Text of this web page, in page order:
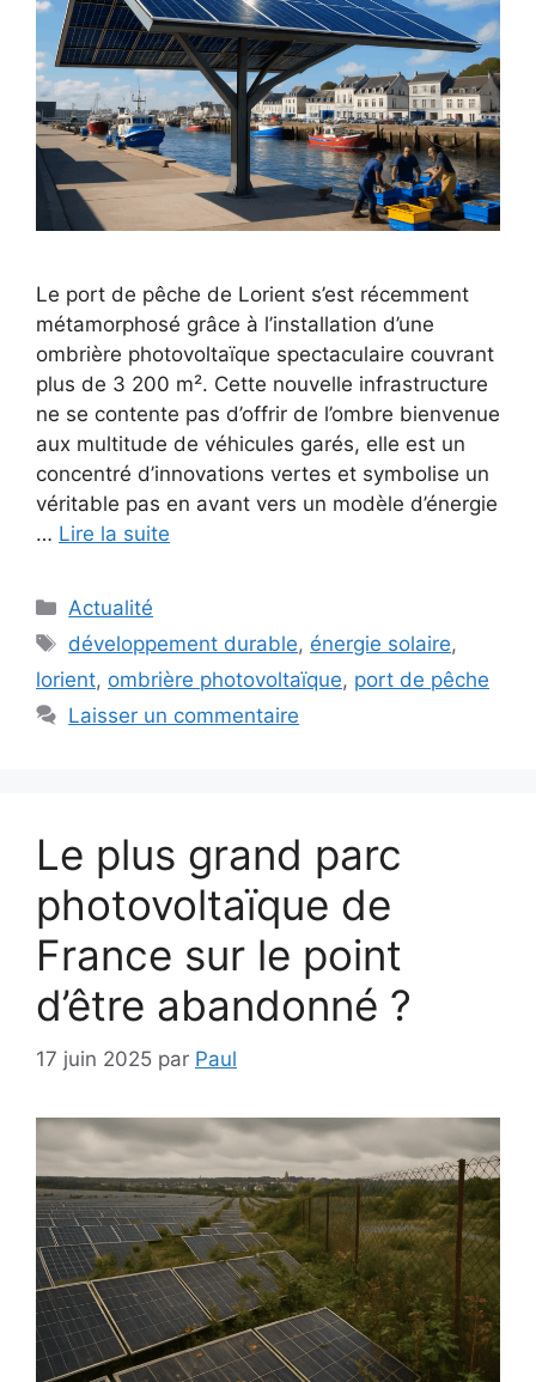
Le port de pêche de Lorient s’est récemment
métamorphosé grâce à l’installation d’une
ombrière photovoltaïque spectaculaire couvrant
plus de 3 200 m². Cette nouvelle infrastructure
ne se contente pas d’offrir de l’ombre bienvenue
aux multitude de véhicules garés, elle est un
concentré d’innovations vertes et symbolise un
véritable pas en avant vers un modèle d’énergie
… Lire la suite
Catégories
Actualité
Étiquettes
développement durable, énergie solaire,
lorient, ombrière photovoltaïque, port de pêche
Laisser un commentaire
Le plus grand parc
photovoltaïque de
France sur le point
d’être abandonné ?
17 juin 2025 par Paul